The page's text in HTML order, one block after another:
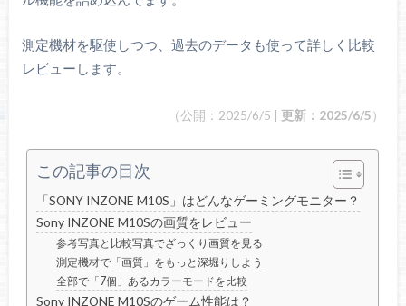
測定機材を駆使しつつ、過去のデータも使って詳しく比較
レビューします。
（公開：2025/6/5 |更新：2025/6/5）
この記事の目次
「SONY INZONE M10S」はどんなゲーミングモニター？
Sony INZONE M10Sの画質をレビュー
参考写真と比較写真でざっくり画質を見る
測定機材で「画質」をもっと深堀りしよう
全部で「7個」あるカラーモードを比較
Sony INZONE M10Sのゲーム性能は？